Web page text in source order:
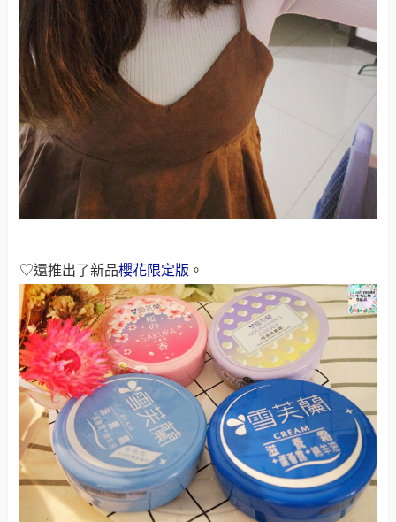
♡還推出了新品櫻花限定版 。